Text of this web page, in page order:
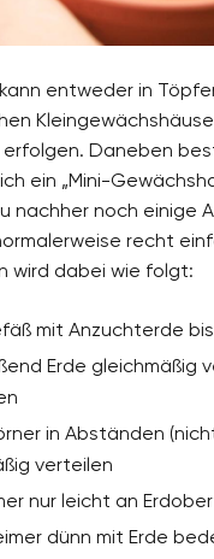
entweder in
Daneben
ein „Mini-
nachher noch einige
recht
wird dabei wie folgt:
mit Anzuchterde
Erde gleichmäßig
in Abständen
verteilen
nur leicht an
dünn mit Erde